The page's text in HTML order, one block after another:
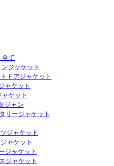
全て
ジャケット
ドアジャケット
ャケット
ケット
ジャン
リージャケット
ジャケット
ャケット
ジャケット
ジャケット